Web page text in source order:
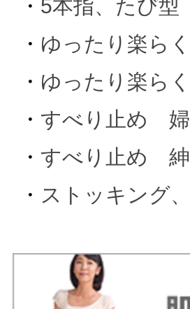
・ 5本指、たび型
・ ゆったり楽ら
・ ゆったり楽ら
・ すべり止め 婦
・ すべり止め 紳
・ ストッキング